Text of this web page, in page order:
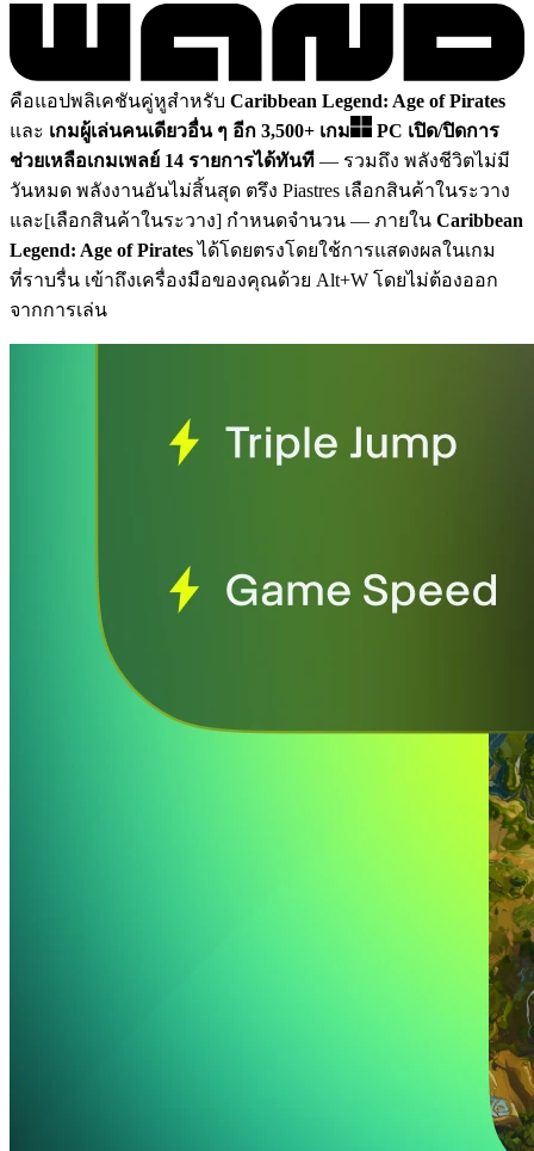
คือแอปพลิเคชันคู่หูสำหรับ Caribbean Legend: Age of Pirates
และ เกมผู้เล่นคนเดียวอื่น ๆ อีก 3,500+ เกม PC เปิด/ปิดการ
ช่วยเหลือเกมเพลย์ 14 รายการได้ทันที — รวมถึง พลังชีวิตไม่มี
วันหมด พลังงานอันไม่สิ้นสุด ตรึง Piastres เลือกสินค้าในระวาง
และ[เลือกสินค้าในระวาง] กำหนดจำนวน — ภายใน Caribbean
Legend: Age of Piratesได้โดยตรงโดยใช้การแสดงผลในเกม
ที่ราบรื่น เข้าถึงเครื่องมือของคุณด้วย Alt+W โดยไม่ต้องออก
จากการเล่น